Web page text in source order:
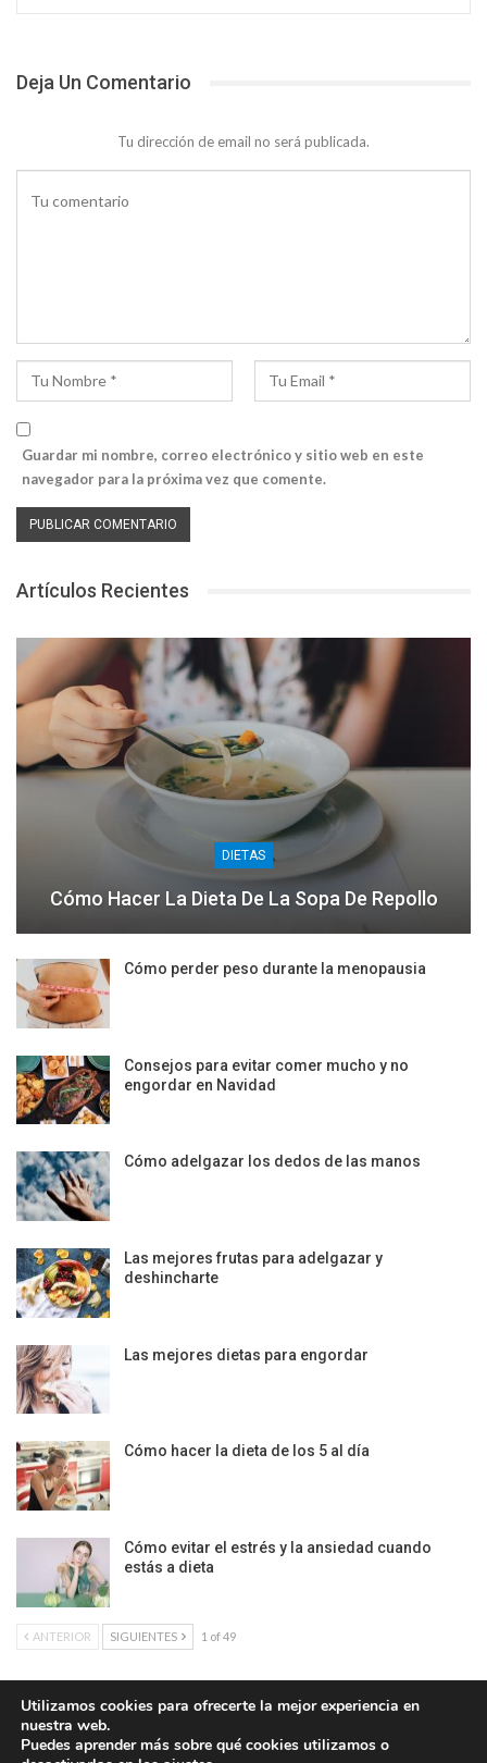
Deja Un Comentario
Tu dirección de email no será publicada.
Guardar mi nombre, correo electrónico y sitio web en este
navegador para la próxima vez que comente.
Artículos Recientes
DIETAS
Cómo Hacer La Dieta De La Sopa De Repollo
Cómo perder peso durante la menopausia
Consejos para evitar comer mucho y no
engordar en Navidad
Cómo adelgazar los dedos de las manos
Las mejores frutas para adelgazar y
deshincharte
Las mejores dietas para engordar
Cómo hacer la dieta de los 5 al día
Cómo evitar el estrés y la ansiedad cuando
estás a dieta
ANTERIOR SIGUIENTES 1 of 49
Política de Cookies Condiciones Legales
| Ofrecido por ©DonComos 2026
Utilizamos cookies para ofrecerte la mejor experiencia en
nuestra web.
Puedes aprender más sobre qué cookies utilizamos o